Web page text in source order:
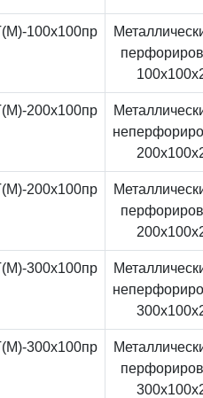
100x100пр
200x100пр
200x100пр
300x100пр
300x100пр